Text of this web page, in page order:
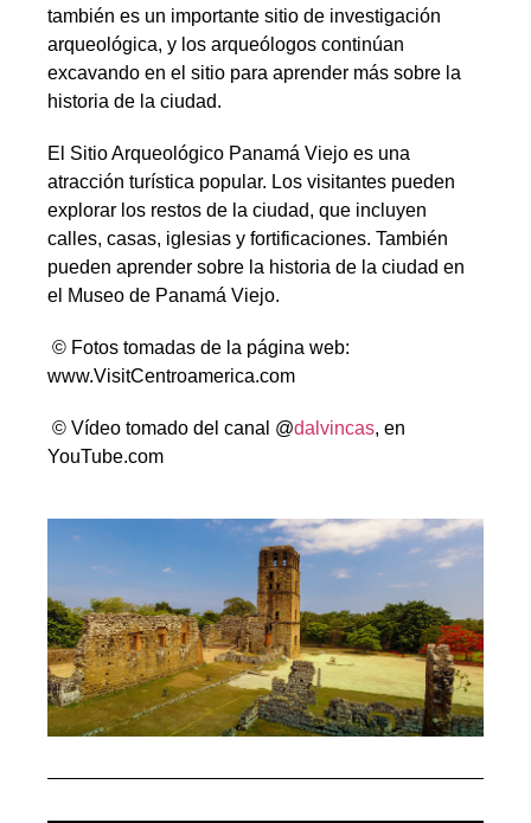
también es un importante sitio de investigación
arqueológica, y los arqueólogos continúan
excavando en el sitio para aprender más sobre la
historia de la ciudad.
El Sitio Arqueológico Panamá Viejo es una
atracción turística popular. Los visitantes pueden
explorar los restos de la ciudad, que incluyen
calles, casas, iglesias y fortificaciones. También
pueden aprender sobre la historia de la ciudad en
el Museo de Panamá Viejo.
© Fotos tomadas de la página web:
www.VisitCentroamerica.com
© Vídeo tomado del canal @dalvincas, en
YouTube.com